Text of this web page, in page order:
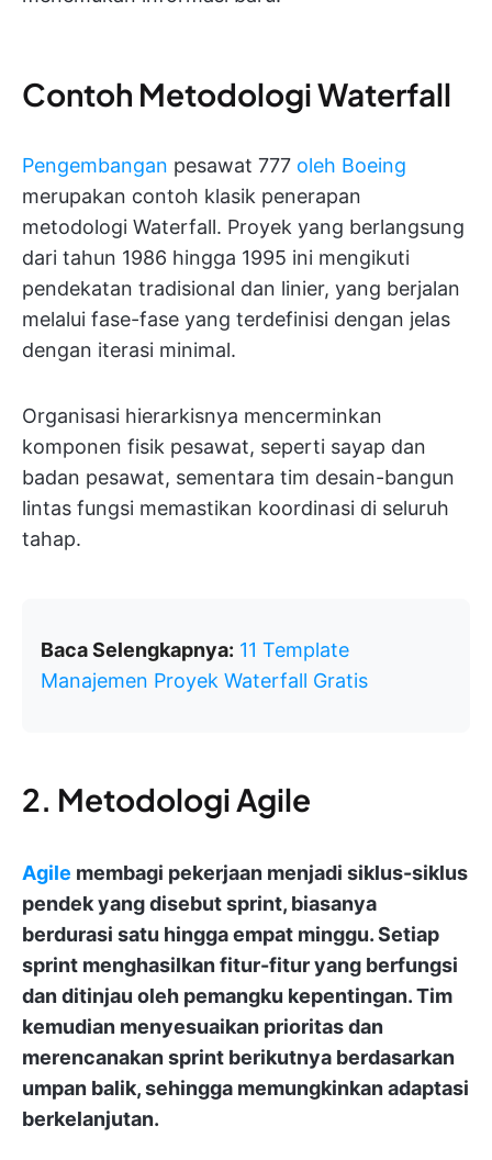
Contoh Metodologi Waterfall
Pengembangan pesawat 777 oleh Boeing
merupakan contoh klasik penerapan
metodologi Waterfall. Proyek yang berlangsung
dari tahun 1986 hingga 1995 ini mengikuti
pendekatan tradisional dan linier, yang berjalan
melalui fase-fase yang terdefinisi dengan jelas
dengan iterasi minimal.
Organisasi hierarkisnya mencerminkan
komponen fisik pesawat, seperti sayap dan
badan pesawat, sementara tim desain-bangun
lintas fungsi memastikan koordinasi di seluruh
tahap.
Baca Selengkapnya: 11 Template
Manajemen Proyek Waterfall Gratis
2. Metodologi Agile
Agile membagi pekerjaan menjadi siklus-siklus
pendek yang disebut sprint, biasanya
berdurasi satu hingga empat minggu. Setiap
sprint menghasilkan fitur-fitur yang berfungsi
dan ditinjau oleh pemangku kepentingan. Tim
kemudian menyesuaikan prioritas dan
merencanakan sprint berikutnya berdasarkan
umpan balik, sehingga memungkinkan adaptasi
berkelanjutan.